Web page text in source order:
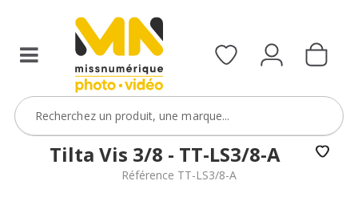
Tilta Vis 3/8 - TT-LS3/8-A
Référence TT-LS3/8-A